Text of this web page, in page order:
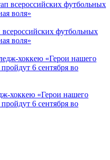
футбольных
воля»
хоккею «Герои нашего
6 сентября во